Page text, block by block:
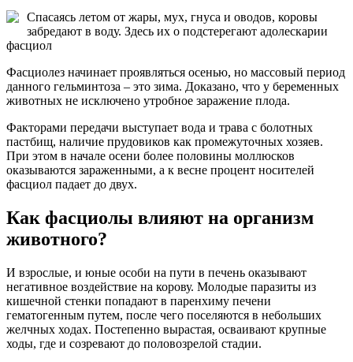
Спасаясь летом от жары, мух, гнуса и оводов, коровы
забредают в воду. Здесь их о подстерегают адолескарии
фасциол
Фасциолез начинает проявляться осенью, но массовый период
данного гельминтоза – это зима. Доказано, что у беременных
животных не исключено утробное заражение плода.
Факторами передачи выступает вода и трава с болотных
пастбищ, наличие прудовиков как промежуточных хозяев.
При этом в начале осени более половины моллюсков
оказываются зараженными, а к весне процент носителей
фасциол падает до двух.
Как фасциолы влияют на организм
животного?
И взрослые, и юные особи на пути в печень оказывают
негативное воздействие на корову. Молодые паразиты из
кишечной стенки попадают в паренхиму печени
гематогенным путем, после чего поселяются в небольших
желчных ходах. Постепенно вырастая, осваивают крупные
ходы, где и созревают до половозрелой стадии.